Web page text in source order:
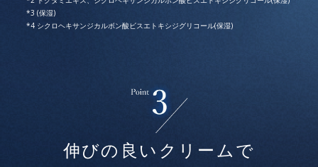
(保湿)
シクロヘキサンジカルボン酸ビスエトキシジグリコール(保湿)
伸びの良いクリームで